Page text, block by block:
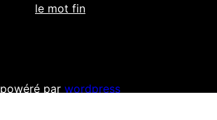
le mot fin
powéré par wordpress